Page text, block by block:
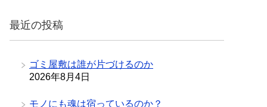
ー
最近の投稿
ゴミ屋敷は誰が片づけるのか
2026年8月4日
モノにも魂は宿っているのか？